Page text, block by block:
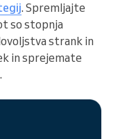
. Spremljajte
so stopnja
strank in
in sprejemate